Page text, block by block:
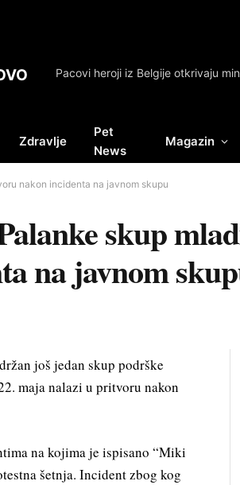
Zdravlje
Pet
News
Magazin
nakon incidenta na javnom skupu
skup
na javnom
još jedan skup podrške
maja nalazi u pritvoru nakon
na kojima je ispisano “Miki
šetnja. Incident zbog kog